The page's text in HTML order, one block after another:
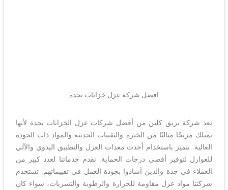
افضل شركة عزل خزانات بجدة
تعد شركة بريق كلين من أفضل شركات عزل الخزانات بجدة لأنها
تمتلك مزيجًا مثاليًا من الخبرة والتقنيات الحديثة والمواد ذات الجودة
العالية. نتميز باستخدام أحدث معدات العزل والتطبيق اليدوي والآلي
للعوازل لتوفير أقصى درجات الحماية. نقدم خدماتنا لعدد كبير من
العملاء في جدة والذين أشادوا بجودة العمل في تقييماتهم. تستخدم
شركتنا مواد عزل مقاومة للحرارة والرطوبة والتسربات، سواء كان